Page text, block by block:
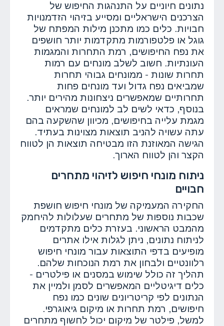
נתונים חיוניים על התנהגות החיפוש של
הצרכנים הישראליים ומסייע בזיהוי הזדמנויות
חבויות. כלים כמו מתכנן מילות המפתח של
גוגל או פלטפורמות מתקדמות יותר חושפים
את נפח החיפושים, רמת התחרות והמגמות
העונתיות. חשוב לשלב מונחים עם רמות
תחרות שונות - ממונחים גבוהי תחרות
שמביאים נפח גדול ועד מונחים פחות
תחרותיים שמאפשרים ניצחונות מהירים יותר.
בנוסף, כדאי לשים לב למונחים שמראים
מגמת עלייה בחיפושים, מכיוון שהשקעה בהם
עתה עשויה להניב תוצאות מצוינות בעתיד.
הגישה המאוזנת הזו מבטיחה תוצאות הן לטווח
הקצר והן לטווח הארוך.
ניתוח מונחי חיפוש לזיהוי מתחרים
חבויים
החקירה המעמיקה של מונחי חיפוש חושפת
שכבות נוספות של מתחרים שעלולות להיחמק
מהמבט הראשוני. בעזרת כלים מתקדמים
לניתוח נתונים, ניתן לגלות אילו אתרים
מופיעים בדפי התוצאות עבור מונחי חיפוש
רלוונטיים ולבחון את רמת הנוכחות שלהם.
תהליך זה כולל שימוש במסנים או פילטרים -
כלים דיגיטליים המאפשרים לסמן ולמיין את
הנתונים לפי קריטריונים שונים כמו נפח
חיפושים, רמת תחרות או מיקום גיאוגרפי.
למשל, פילטר של מיקום יכול לחשוף מתחרים